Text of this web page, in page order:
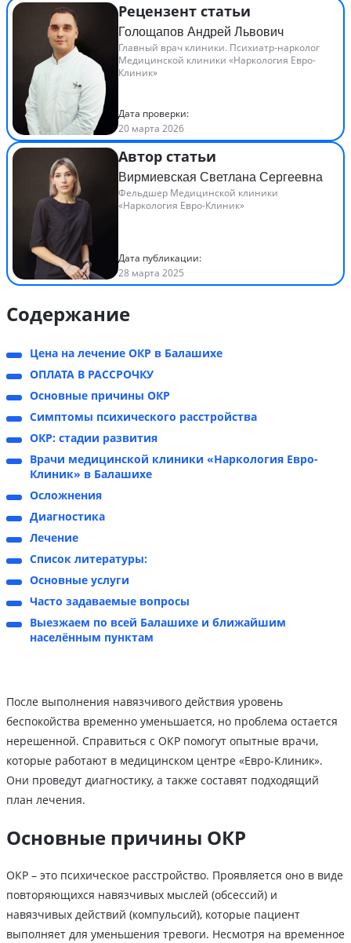
Рецензент статьи
Голощапов Андрей Львович
Главный врач клиники. Психиатр-нарколог
Медицинской клиники «Наркология Евро-
Клиник»
Дата проверки:
20 марта 2026
Автор статьи
Вирмиевская Светлана Сергеевна
Фельдшер Медицинской клиники
«Наркология Евро-Клиник»
Дата публикации:
28 марта 2025
Содержание
Цена на лечение ОКР в Балашихе
ОПЛАТА В РАССРОЧКУ
Основные причины ОКР
Симптомы психического расстройства
ОКР: стадии развития
Врачи медицинской клиники «Наркология Евро-
Клиник» в Балашихе
Осложнения
Диагностика
Лечение
Список литературы:
Основные услуги
Часто задаваемые вопросы
Выезжаем по всей Балашихе и ближайшим
населённым пунктам
После выполнения навязчивого действия уровень
беспокойства временно уменьшается, но проблема остается
нерешенной. Справиться с ОКР помогут опытные врачи,
которые работают в медицинском центре «Евро-Клиник».
Они проведут диагностику, а также составят подходящий
план лечения.
Основные причины ОКР
ОКР – это психическое расстройство. Проявляется оно в виде
повторяющихся навязчивых мыслей (обсессий) и
навязчивых действий (компульсий), которые пациент
выполняет для уменьшения тревоги. Несмотря на временное